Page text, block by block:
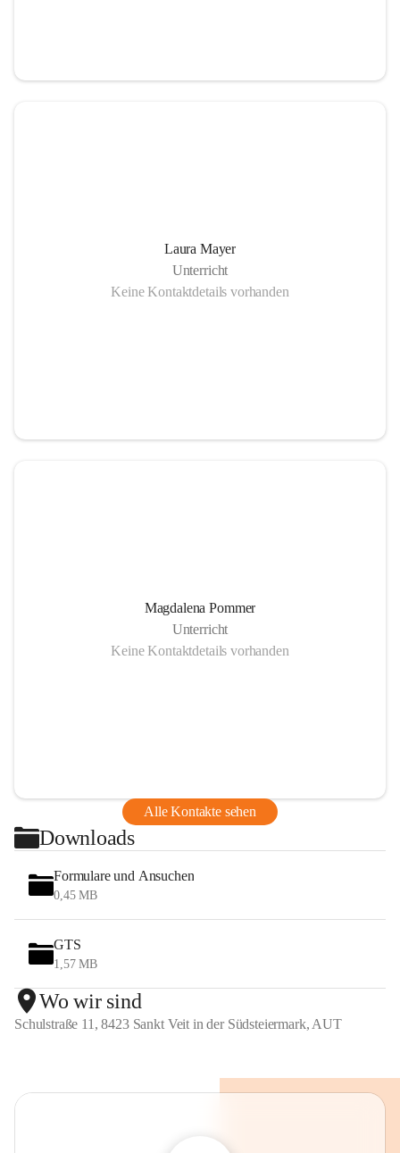
Laura Mayer
Unterricht
Keine Kontaktdetails vorhanden
Magdalena Pommer
Unterricht
Keine Kontaktdetails vorhanden
Alle Kontakte sehen
Downloads
Formulare und Ansuchen
0,45 MB
GTS
1,57 MB
Wo wir sind
Schulstraße 11, 8423 Sankt Veit in der Südsteiermark, AUT